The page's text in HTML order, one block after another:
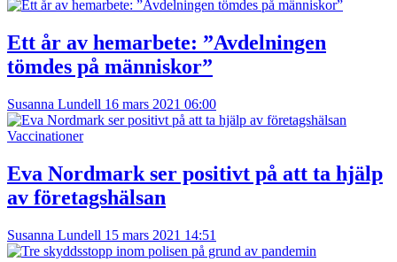
Ett år av hemarbete: ”Avdelningen
tömdes på människor”
Susanna Lundell 16 mars 2021 06:00
Vaccinationer
Eva Nordmark ser positivt på att ta hjälp
av företagshälsan
Susanna Lundell 15 mars 2021 14:51